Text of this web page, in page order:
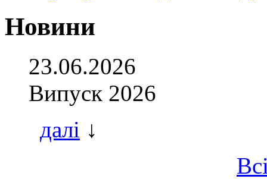
Новини
23.06.2026
Випуск 2026
далі ↓